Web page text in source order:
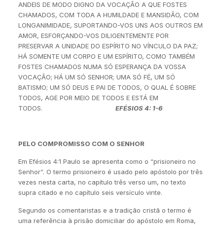
ANDEIS DE MODO DIGNO DA VOCAÇÃO A QUE FOSTES
CHAMADOS, COM TODA A HUMILDADE E MANSIDÃO, COM
LONGANIMIDADE, SUPORTANDO-VOS UNS AOS OUTROS EM
AMOR, ESFORÇANDO-VOS DILIGENTEMENTE POR
PRESERVAR A UNIDADE DO ESPÍRITO NO VÍNCULO DA PAZ;
HÁ SOMENTE UM CORPO E UM ESPÍRITO, COMO TAMBÉM
FOSTES CHAMADOS NUMA SÓ ESPERANÇA DA VOSSA
VOCAÇÃO; HÁ UM SÓ SENHOR; UMA SÓ FÉ, UM SÓ
BATISMO; UM SÓ DEUS E PAI DE TODOS, O QUAL É SOBRE
TODOS, AGE POR MEIO DE TODOS E ESTÁ EM
TODOS. EFÉSIOS 4: 1-6
PELO COMPROMISSO COM O SENHOR
Em Efésios 4:1 Paulo se apresenta como o “prisioneiro no
Senhor”. O termo prisioneiro é usado pelo apóstolo por três
vezes nesta carta, no capítulo três verso um, no texto
supra citado e no capítulo seis versículo vinte.
Segundo os comentaristas e a tradição cristã o termo é
uma referência à prisão domiciliar do apóstolo em Roma,